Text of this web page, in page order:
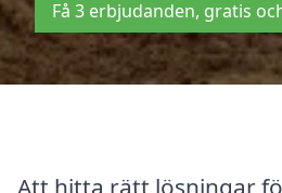
Få 3 erbjudanden, gratis
Att hitta rätt lösningar